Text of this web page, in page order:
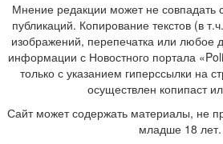
Мнение редакции может не совпадать
публикаций. Копирование текстов (в
изображений, перепечатка или любое
информации с Новостного портала
только с указанием гиперссылки на
осуществлен копипаст
Сайт может содержать материалы, не
младше 18 лет.